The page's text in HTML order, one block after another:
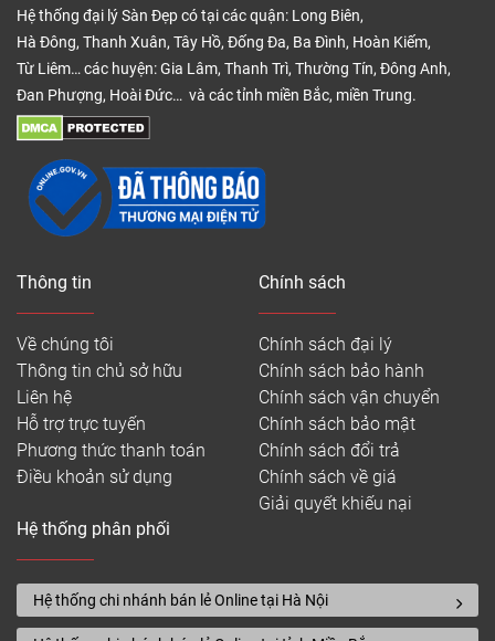
Hệ thống đại lý Sàn Đẹp có tại các quận: Long Biên,
Hà Đông, Thanh Xuân, Tây Hồ, Đống Đa, Ba Đình, Hoàn Kiếm,
Từ Liêm… các huyện: Gia Lâm, Thanh Trì, Thường Tín, Đông Anh,
Đan Phượng, Hoài Đức… và các tỉnh miền Bắc, miền Trung.
Thông tin
Về chúng tôi
Thông tin chủ sở hữu
Liên hệ
Hỗ trợ trực tuyến
Phương thức thanh toán
Điều khoản sử dụng
Chính sách
Chính sách đại lý
Chính sách bảo hành
Chính sách vận chuyển
Chính sách bảo mật
Chính sách đổi trả
Chính sách về giá
Giải quyết khiếu nại
Hệ thống phân phối
Hệ thống chi nhánh bán lẻ Online tại Hà Nội